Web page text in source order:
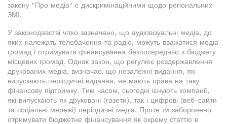
закону "Про медіа" є дискримінаційними щодо регіональних
ЗМІ.
У законодавстві чітко зазначено, що аудіовізуальні медіа, до
яких належать телебачення та радіо, можуть вважатися медіа
громад і отримувати фінансування безпосередньо з бюджету
місцевих громад. Однак закон, що регулює роздержавлення
друкованих медіа, визначає, що незалежні видання, які
випускають періодичні видання, не мають права на таку
фінансову підтримку. Тим часом, сьогодні існують компанії,
які випускають як друковані (газети), так і цифрові (веб-сайти
та соціальні мережі) періодичні медіа. Проте їм заборонено
отримувати бюджетне фінансування як окрему статтю в